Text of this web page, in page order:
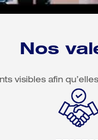
Nos
visibles afin